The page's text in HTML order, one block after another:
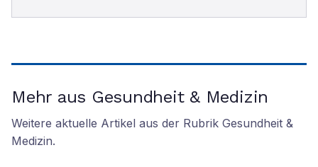
Mehr aus Gesundheit & Medizin
Weitere aktuelle Artikel aus der Rubrik Gesundheit &
Medizin.